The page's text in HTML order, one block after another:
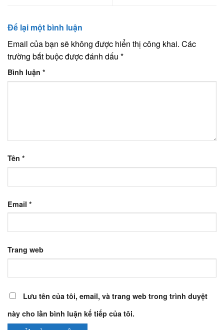
Để lại một bình luận
Email của bạn sẽ không được hiển thị công khai. Các
trường bắt buộc được đánh dấu *
Bình luận *
Tên *
Email *
Trang web
Lưu tên của tôi, email, và trang web trong trình duyệt
này cho lần bình luận kế tiếp của tôi.